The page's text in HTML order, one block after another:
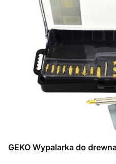
GEKO Wypalarka do